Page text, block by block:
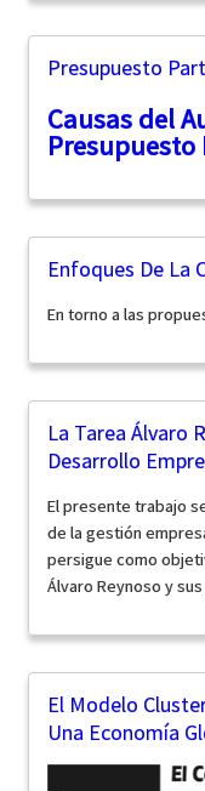
Presupuesto
Causas del
Enfoques De La
En torno a las
La Tarea Álvaro
Desarrollo
El presente trabajo
de la gestión
persigue como
Álvaro Reynoso y
El Modelo
Una Economía